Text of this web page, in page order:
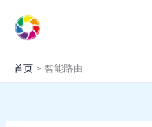
首页 智能路由